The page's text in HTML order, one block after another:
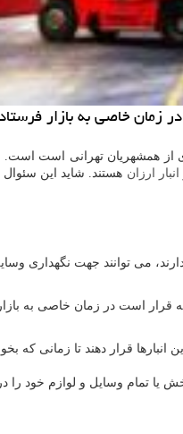
خاصی به بازار
از همشهریان تهرانی است
انبار ارزان هستند. شاید این سئوال
می توانند جهت نگهداری وسایل
است در زمان خاصی به
قرار دهند تا زمانی که
تمام وسایل و لوازم خود را در